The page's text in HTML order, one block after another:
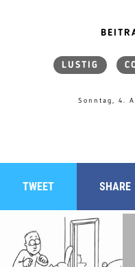
LUSTIG
Sonntag, 4.
TWEET SHARE